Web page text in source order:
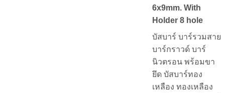
6x9mm. With
Holder 8 hole
บัสบาร์ บาร์รวมสาย
บาร์กราวด์ บาร์
นิวตรอน พร้อมขา
ยึด บัสบาร์ทอง
เหลือง ทองเหลือง